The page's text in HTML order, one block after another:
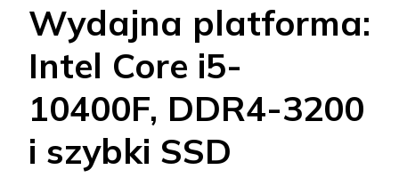
Wydajna platforma:
Intel Core i5-
10400F, DDR4-3200
i szybki SSD